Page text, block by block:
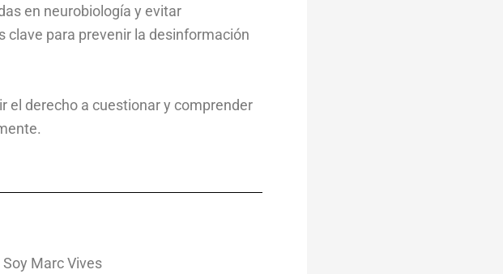
en neurobiología y evitar
clave para prevenir la desinformación
el derecho a cuestionar y comprender
Soy Marc Vives